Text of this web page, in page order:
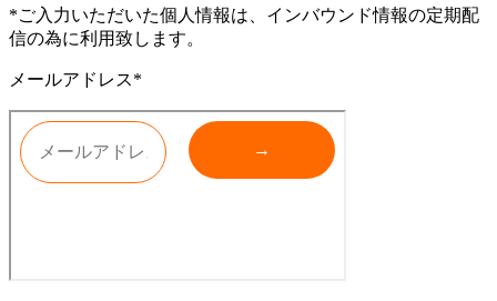
*ご入力いただいた個人情報は、インバウンド情報の定期配
信の為に利用致します。
メールアドレス*